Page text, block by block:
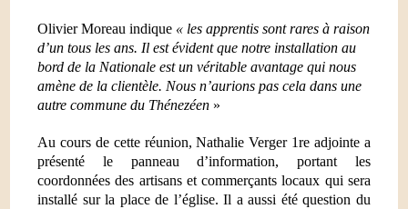
Olivier Moreau indique « les apprentis sont rares à raison
d’un tous les ans. Il est évident que notre installation au
bord de la Nationale est un véritable avantage qui nous
amène de la clientèle. Nous n’aurions pas cela dans une
autre commune du Thénezéen »
Au cours de cette réunion, Nathalie Verger 1re adjointe a
présenté le panneau d’information, portant les
coordonnées des artisans et commerçants locaux qui sera
installé sur la place de l’église. Il a aussi été question du